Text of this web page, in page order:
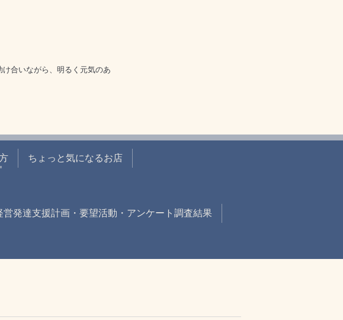
合いながら、明るく元気のあ
ちょっと気になるお店
発達支援計画・要望活動・アンケート調査結果